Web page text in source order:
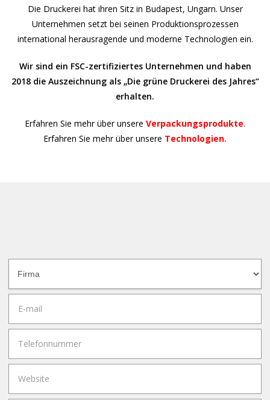
Die Druckerei hat ihren Sitz in Budapest, Ungarn. Unser
Unternehmen setzt bei seinen Produktionsprozessen
international herausragende und moderne Technologien ein.
Wir sind ein FSC-zertifiziertes Unternehmen und haben
2018 die Auszeichnung als „Die grüne Druckerei des Jahres“
erhalten.
Erfahren Sie mehr über unsere Verpackungsprodukte.
Erfahren Sie mehr über unsere Technologien.